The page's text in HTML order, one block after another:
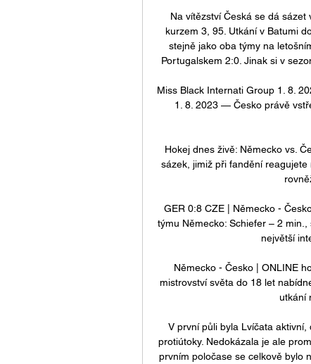
Na vítězství Česká se dá
kurzem 3, 95. Utkání v Batumi
stejně jako oba týmy na
Portugalskem 2:0. Jinak si v
Miss Black Internati Group 1. 8.
1. 8. 2023 — Česko právě
Hokej dnes živě: Německo vs.
sázek, jimiž při fandění
GER 0:8 CZE | Německo -
týmu Německo: Schiefer – 2
největší
Německo - Česko | ONLINE
mistrovství světa do 18 let
utkání
V první půli byla Lvíčata
protiútoky. Nedokázala je ale
prvním poločase se celkově bylo